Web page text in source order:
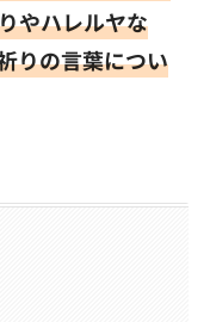
やハレルヤな
りの言葉につい